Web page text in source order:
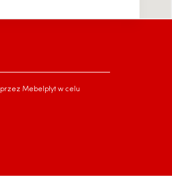
przez Mebelpłyt w celu